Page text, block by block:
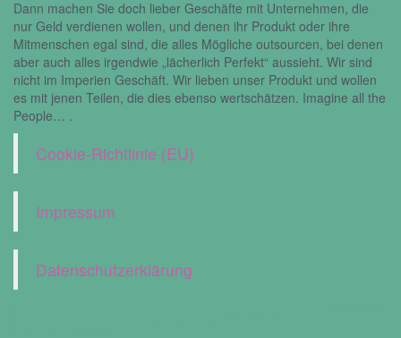
Dann machen Sie doch lieber Geschäfte mit Unternehmen, die
nur Geld verdienen wollen, und denen ihr Produkt oder ihre
Mitmenschen egal sind, die alles Mögliche outsourcen, bei denen
aber auch alles irgendwie „lächerlich Perfekt“ aussieht. Wir sind
nicht im Imperien Geschäft. Wir lieben unser Produkt und wollen
es mit jenen Teilen, die dies ebenso wertschätzen. Imagine all the
People… .
Cookie-Richtlinie (EU)
Impressum
Datenschutzerklärung